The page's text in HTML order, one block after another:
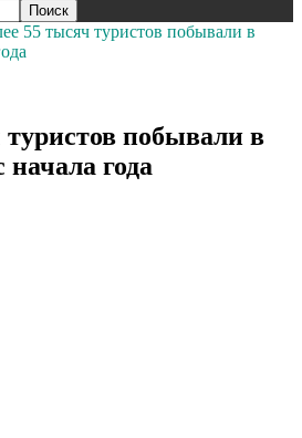
55 тысяч туристов побывали в
побывали в
года